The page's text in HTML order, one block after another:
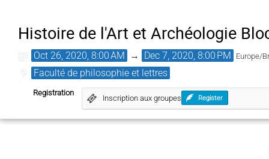
Histoire de l'Art et Archéologie
Oct 26, 2020, 8:00 AM → Dec 7, 2020, 8:00 PM Europe/
Faculté de philosophie et lettres
Registration
Inscription aux groupes Register